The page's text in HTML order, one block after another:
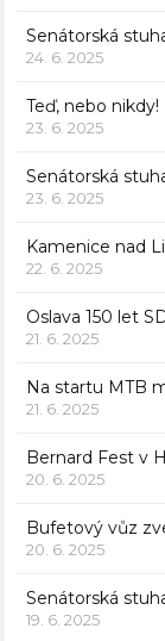
Senátorská
24. 6. 2025
Teď, nebo
23. 6. 2025
Senátorská
23. 6. 2025
Kamenice nad
22. 6. 2025
Oslava 150 let
21. 6. 2025
Na startu MTB
21. 6. 2025
Bernard Fest v
20. 6. 2025
Bufetový vůz
20. 6. 2025
Senátorská
19. 6. 2025